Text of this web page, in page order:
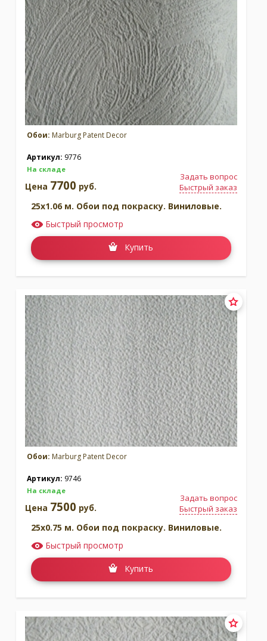
Обои: Marburg Patent Decor
Артикул: 9776
На складе
Задать вопрос
Быстрый заказ
Цена 7700 руб.
25x1.06 м. Обои под покраску. Виниловые.
Быстрый просмотр
Купить
Обои: Marburg Patent Decor
Артикул: 9746
На складе
Задать вопрос
Быстрый заказ
Цена 7500 руб.
25x0.75 м. Обои под покраску. Виниловые.
Быстрый просмотр
Купить